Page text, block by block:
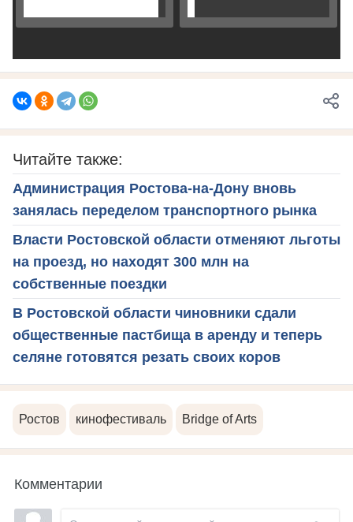
Читайте также:
Администрация Ростова-на-Дону вновь
занялась переделом транспортного рынка
Власти Ростовской области отменяют льготы
на проезд, но находят 300 млн на
собственные поездки
В Ростовской области чиновники сдали
общественные пастбища в аренду и теперь
селяне готовятся резать своих коров
Ростов кинофестиваль Bridge of Arts
Комментарии